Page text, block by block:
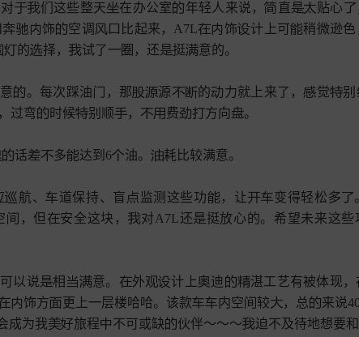
们这些整天在办公室 年轻人来说， 直贴心 
饰空调  比起来，A7L 饰计上可稍微逊色
 的择， 试了 ，还挺意的。
意 。每次踩油 ，那源的力就上来了，觉别
，过弯 时候别顺， 费 方向。
话多达到6油。 耗比较满意。
航、道保持、盲  监测这些功 ，让变得轻松 
 ，但 安全这块， 对A7L还挺放心的。希望未来这些
可以说相 意。 外计上迪 湛工艺有被体现，
饰方 更上层楼哈哈。该款内空 较，总来说
成为我旅程不可或缺伙伴～～～迫不及待地想要